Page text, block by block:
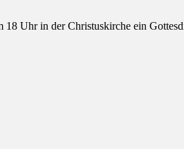
Uhr in der Christuskirche ein